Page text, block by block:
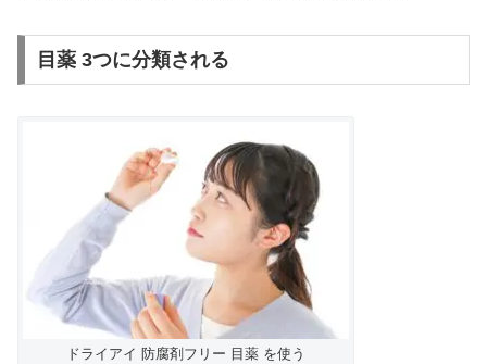
目薬 3つに分類される
ドライアイ 防腐剤フリー 目薬 を使う